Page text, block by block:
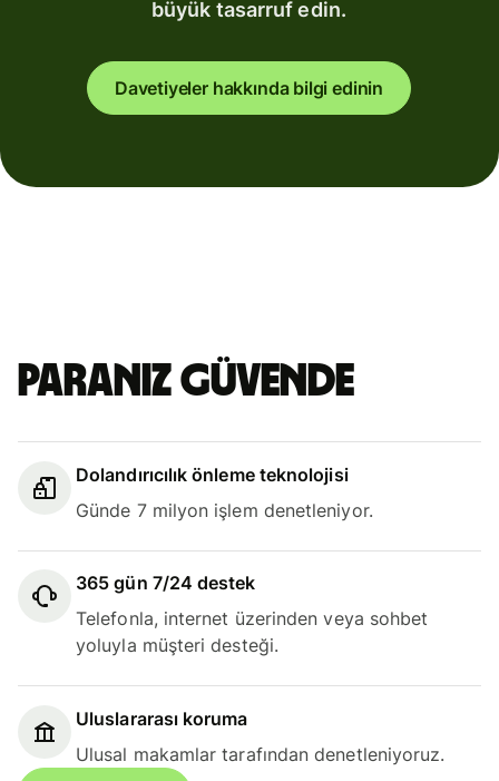
büyük tasarruf edin.
Davetiyeler hakkında bilgi edinin
Paranız güvende
Dolandırıcılık önleme teknolojisi
Günde 7 milyon işlem denetleniyor.
365 gün 7/24 destek
Telefonla, internet üzerinden veya sohbet
yoluyla müşteri desteği.
Uluslararası koruma
Ulusal makamlar tarafından denetleniyoruz.